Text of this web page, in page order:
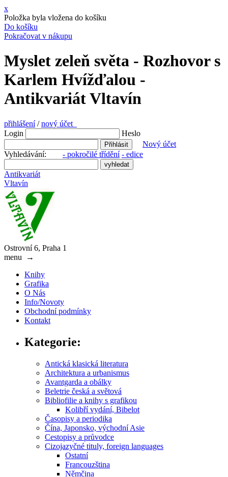
x
Položka byla vložena do košíku
Do košíku
Pokračovat v nákupu
Myslet zeleň světa - Rozhovor s
Karlem Hvížďalou -
Antikvariát Vltavín
přihlášení/nový účet
Login
Heslo
Nový účet
Vyhledávání: - pokročilé třídění - edice
Antikvariát
Vltavín
Ostrovní 6, Praha 1
menu
→
Knihy
Grafika
O Nás
Info/Novoty
Obchodní podmínky
Kontakt
Kategorie:
Antická klasická literatura
Architektura a urbanismus
Avantgarda a obálky
Beletrie česká a světová
Bibliofilie a knihy s grafikou
Kolibří vydání, Bibelot
Časopisy a periodika
Čína, Japonsko, východní Asie
Cestopisy a průvodce
Cizojazyčné tituly, foreign languages
Ostatní
Francouzština
Němčina